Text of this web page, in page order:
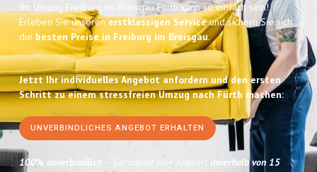
Ihr Umzug Freiburg im Breisgau Fürth kann so einfach sein!
Erleben Sie unserenerstklassigen Serviceund sichern Sie sich
die besten Preise in Freiburg im Breisgau.
Jetzt Ihr individuelles Angebot anfordern und den ersten
Schritt zu einem stressfreien Umzug nach Fürth machen:
UNVERBINDLICHES ANGEBOT ERHALTEN
100% unverbindlich – Garantiert eine Antwort innerhalb von 15